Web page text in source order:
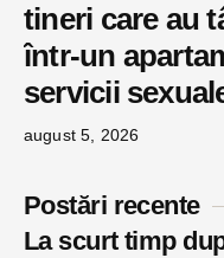
tineri care au
într-un
servicii
august 5, 2026
Postări recente
La scurt timp